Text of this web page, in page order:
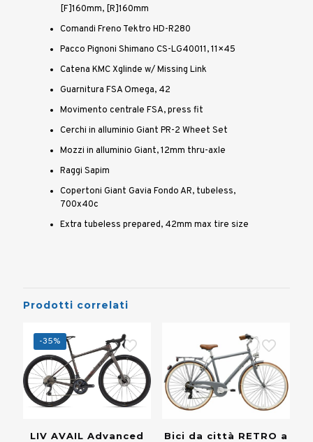
[F]160mm, [R]160mm
Comandi Freno Tektro HD-R280
Pacco Pignoni Shimano CS-LG40011, 11×45
Catena KMC Xglinde w/ Missing Link
Guarnitura FSA Omega, 42
Movimento centrale FSA, press fit
Cerchi in alluminio Giant PR-2 Wheet Set
Mozzi in alluminio Giant, 12mm thru-axle
Raggi Sapim
Copertoni Giant Gavia Fondo AR, tubeless,
700x40c
Extra tubeless prepared, 42mm max tire size
Prodotti correlati
-35%
LIV AVAIL Advanced
Bici da città RETRO a